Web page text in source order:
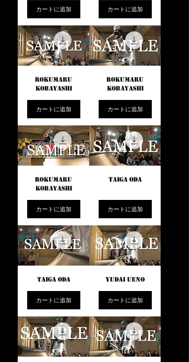
カートに追加 カートに追加
ROKUMARU
KOBAYASHI
カートに追加
ROKUMARU
KOBAYASHI
カートに追加
ROKUMARU
KOBAYASHI
カートに追加
TAIGA ODA
カートに追加
TAIGA ODA
カートに追加
YUDAI UENO
カートに追加